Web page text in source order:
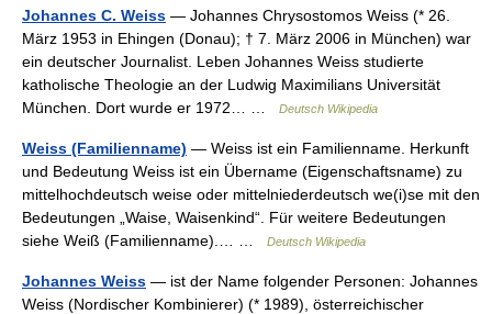
Johannes C. Weiss — Johannes Chrysostomos Weiss (* 26.
März 1953 in Ehingen (Donau); † 7. März 2006 in München) war
ein deutscher Journalist. Leben Johannes Weiss studierte
katholische Theologie an der Ludwig Maximilians Universität
München. Dort wurde er 1972… …
Deutsch Wikipedia
Weiss (Familienname) — Weiss ist ein Familienname. Herkunft
und Bedeutung Weiss ist ein Übername (Eigenschaftsname) zu
mittelhochdeutsch weise oder mittelniederdeutsch we(i)se mit den
Bedeutungen „Waise, Waisenkind“. Für weitere Bedeutungen
siehe Weiß (Familienname).… …
Deutsch Wikipedia
Johannes Weiss — ist der Name folgender Personen: Johannes
Weiss (Nordischer Kombinierer) (* 1989), österreichischer